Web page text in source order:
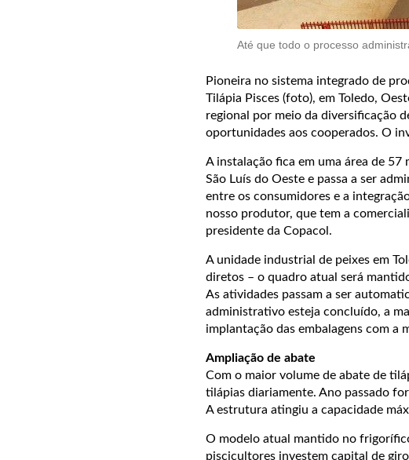
Até que todo o processo
Pioneira no sistema integrado de
Tilápia Pisces (foto), em Toledo,
regional por meio da diversificação
oportunidades aos cooperados. O
A instalação fica em uma área de
São Luís do Oeste e passa a ser
entre os consumidores e a
nosso produtor, que tem a
presidente da Copacol.
A unidade industrial de peixes em
diretos – o quadro atual será
As atividades passam a ser
administrativo esteja concluído, a
implantação das embalagens com a
Ampliação de abate
Com o maior volume de abate de
tilápias diariamente. Ano passado
A estrutura atingiu a capacidade
O modelo atual mantido no
piscicultores investem capital de